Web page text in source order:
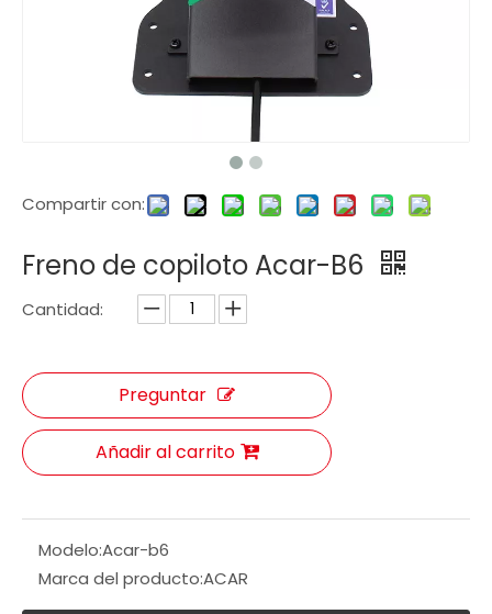
Compartir con:
Freno de copiloto Acar-B6
Cantidad:
Preguntar
Añadir al carrito
Modelo:Acar-b6
Marca del producto:ACAR